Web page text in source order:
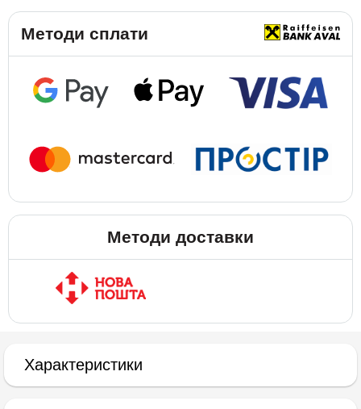
Методи сплати
Методи доставки
Характеристики